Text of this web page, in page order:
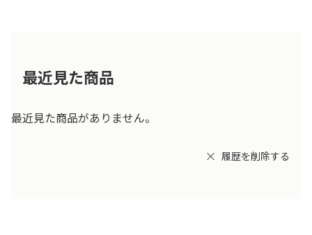
最近見た商品
最近見た商品がありません。
履歴を削除する